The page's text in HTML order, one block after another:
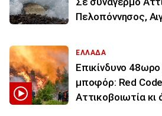
Πελοπόννησος,
ΕΛΛΑΔΑ
Επικίνδυνο
μποφόρ: Red
Αττικοβοιωτία